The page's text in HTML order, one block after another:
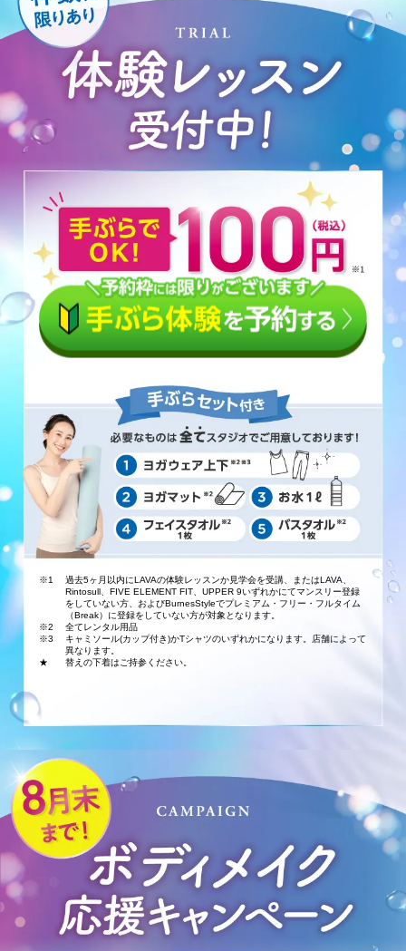
※1
過去5ヶ月以内にLAVAの体験レッスンか見学会を受講、またはLAVA、
Rintosull、FIVE ELEMENT FIT、UPPER 9いずれかにてマンスリー登録
をしていない方、およびBurnesStyleでプレミアム・フリー・フルタイム
（Break）に登録をしていない方が対象となります。
※2
全てレンタル用品
※3
キャミソール(カップ付き)かTシャツのいずれかになります。店舗によって
異なります。
★
替えの下着はご持参ください。